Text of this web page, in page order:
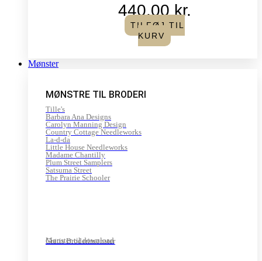
440,00kr.
TILFØJ TIL
KURV
Mønster
MØNSTRE TIL BRODERI
Tille's
Barbara Ana Designs
Carolyn Manning Design
Country Cottage Needleworks
La-d-da
Little House Needleworks
Madame Chantilly
Plum Street Samplers
Satsuma Street
The Prairie Schooler
Mønster til download
Gratis Broderimønster